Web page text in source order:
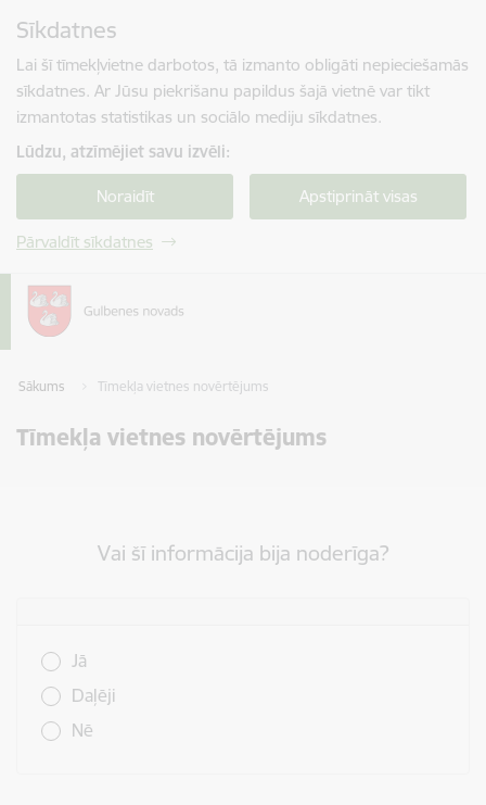
Sīkdatnes
Lai šī tīmekļvietne darbotos, tā izmanto obligāti nepieciešamās
sīkdatnes. Ar Jūsu piekrišanu papildus šajā vietnē var tikt
izmantotas statistikas un sociālo mediju sīkdatnes.
Lūdzu, atzīmējiet savu izvēli:
Noraidīt Apstiprināt visas
Pārvaldīt sīkdatnes
Sākums Tīmekļa vietnes novērtējums
Tīmekļa vietnes novērtējums
Vai šī informācija bija noderīga?
Jā
Daļēji
Nē